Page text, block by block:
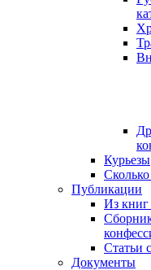
Курьезы
Публикации
Из
Статьи
Документы